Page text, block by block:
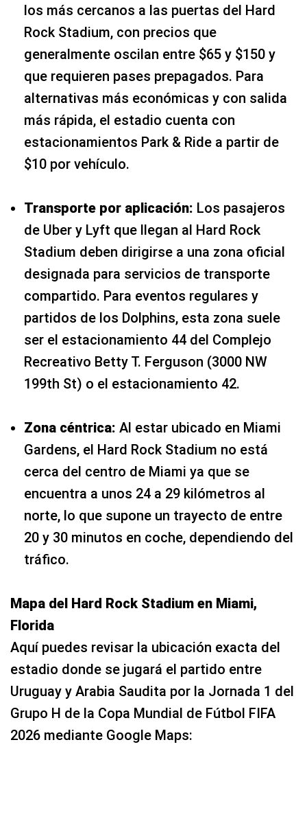
los más cercanos a las puertas del Hard
Rock Stadium, con precios que
generalmente oscilan entre $65 y $150 y
que requieren pases prepagados. Para
alternativas más económicas y con salida
más rápida, el estadio cuenta con
estacionamientos Park & ​​Ride a partir de
$10 por vehículo.
Transporte por aplicación: Los pasajeros
de Uber y Lyft que llegan al Hard Rock
Stadium deben dirigirse a una zona oficial
designada para servicios de transporte
compartido. Para eventos regulares y
partidos de los Dolphins, esta zona suele
ser el estacionamiento 44 del Complejo
Recreativo Betty T. Ferguson (3000 NW
199th St) o el estacionamiento 42.
Zona céntrica: Al estar ubicado en Miami
Gardens, el Hard Rock Stadium no está
cerca del centro de Miami ya que se
encuentra a unos 24 a 29 kilómetros al
norte, lo que supone un trayecto de entre
20 y 30 minutos en coche, dependiendo del
tráfico.
Mapa del Hard Rock Stadium en Miami,
Florida
Aquí puedes revisar la ubicación exacta del
estadio donde se jugará el partido entre
Uruguay y Arabia Saudita por la Jornada 1 del
Grupo H de la Copa Mundial de Fútbol FIFA
2026 mediante Google Maps: